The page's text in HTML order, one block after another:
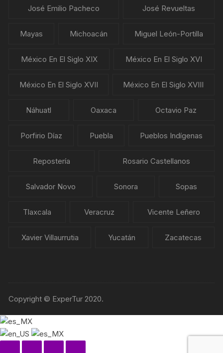
José Emilio Pacheco José Revueltas
Mayas Michoacán Miguel León-Portilla
México En El Siglo XIX México En El Siglo XVI
México En El Siglo XVII México En El Siglo XVIII
Náhuatl Oaxaca Octavio Paz
Porfirio Díaz Puebla Pueblos Indígenas
Repostería Rosario Castellanos
Salvador Novo Sonora Sopas
Tlaxcala Veracruz Vicente Leñero
Xavier Villaurrutia Yucatán Zacatecas
Copyright © ExperTur 2020.